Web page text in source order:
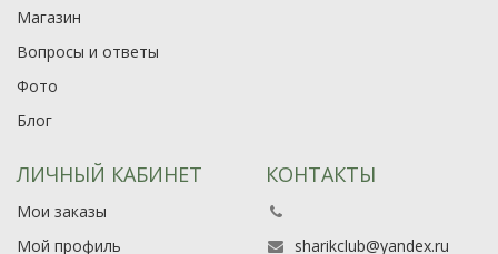
Магазин
Вопросы и ответы
Фото
Блог
ЛИЧНЫЙ КАБИНЕТ
Мои заказы
Мой профиль
КОНТАКТЫ
sharikclub@yandex.ru